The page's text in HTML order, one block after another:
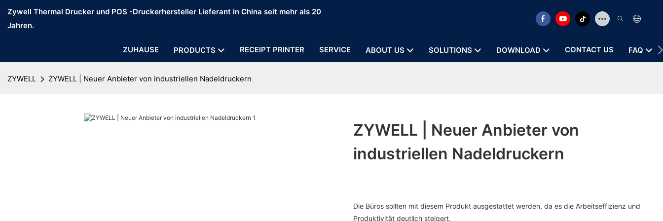
Zywell Thermal Drucker und POS -Druckerhersteller Lieferant in China seit mehr als 20
Jahren.
ZUHAUSE PRODUCTS RECEIPT PRINTER SERVICE ABOUT US SOLUTIONS DOWNLOAD CONTACT US FAQ
ZYWELL ZYWELL | Neuer Anbieter von industriellen Nadeldruckern
ZYWELL | Neuer Anbieter von
industriellen Nadeldruckern
Die Büros sollten mit diesem Produkt ausgestattet werden, da es die Arbeitseffizienz und
Produktivität deutlich steigert.